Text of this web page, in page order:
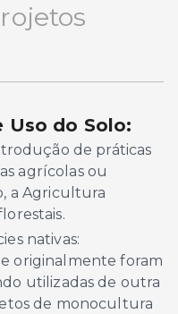
Uso do Solo:
de práticas
agrícolas ou
a Agricultura
nativas:
originalmente foram
utilizadas de outra
de monocultura